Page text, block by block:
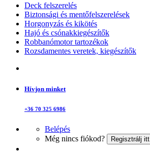
Deck felszerelés
Biztonsági és mentőfelszerelések
Horgonyzás és kikötés
Hajó és csónakkiegészítők
Robbanómotor tartozékok
Rozsdamentes veretek, kiegészítők
Hívjon minket
+36 70 325 6986
Belépés
Még nincs fiókod?
Regisztrálj itt.